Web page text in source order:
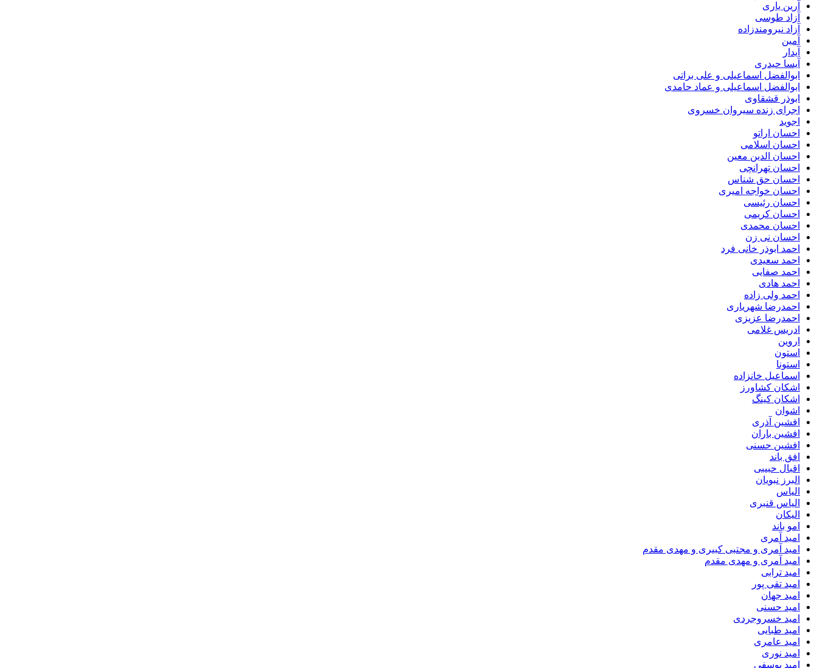
آرین یاری
آزاد طوسی
آزاد نیرومندزاده
آمین
آیدار
آیسا حیدری
ابوالفضل اسماعیلی و علی براتی
ابوالفضل اسماعیلی و عماد حامدی
ابوذر قشقاوی
اجرای زنده سیروان خسروی
اجوید
احسان اراتو
احسان اسلامی
احسان الدین معین
احسان تهرانچی
احسان حق شناس
احسان خواجه امیری
احسان رئیسی
احسان کریمی
احسان محمدی
احسان نی زن
احمد ابوذر خانی فرد
احمد سعیدی
احمد صفایی
احمد هادی
احمد ولی زاده
احمدرضا شهریاری
احمدرضا عزیزی
ادریس غلامی
اروین
استون
استونا
اسماعیل خانزاده
اشکان کشاورز
اشکان کینگ
اشوان
افشین آذری
افشین باران
افشین حسنی
افق باند
اقبال حبیبی
البرز نبویان
الیاس
الیاس قنبرى
الیکان
امو باند
امید آمری
امید آمری و مجتبی کبیری و مهدى مقدم
امید آمری و مهدی مقدم
امید ترابی
امید تقی پور
امید جهان
امید حسنی
امید خسروجردی
امید طبایی
امید عامری
امید نوری
امید یوسفی